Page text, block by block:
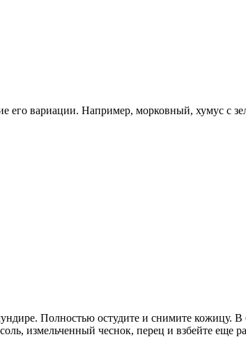
его вариации. Например, морковный, хумус с
Полностью остудите и снимите кожицу.
измельченный чеснок, перец и взбейте еще